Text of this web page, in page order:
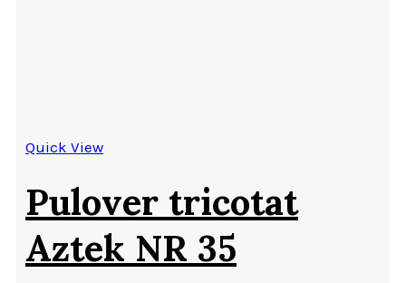
Quick View
Pulover tricotat
Aztek NR 35